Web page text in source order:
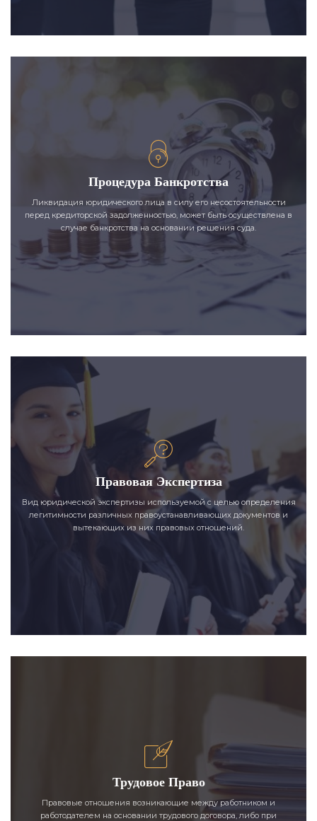
Процедура Банкротства
Ликвидация юридического лица в силу его несостоятельности
перед кредиторской задолженностью, может быть осуществлена в
случае банкротства на основании решения суда.
Правовая Экспертиза
Вид юридической экспертизы используемой с целью определения
легитимности различных правоустанавливающих документов и
вытекающих из них правовых отношений.
Трудовое Право
Правовые отношения возникающие между работником и
работодателем на основании трудового договора, либо при